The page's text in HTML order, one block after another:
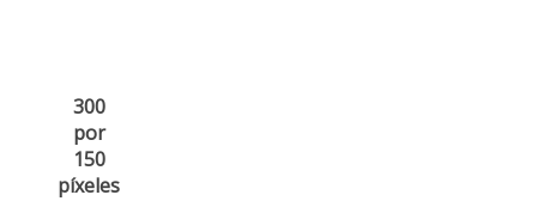
300
por
150
píxeles